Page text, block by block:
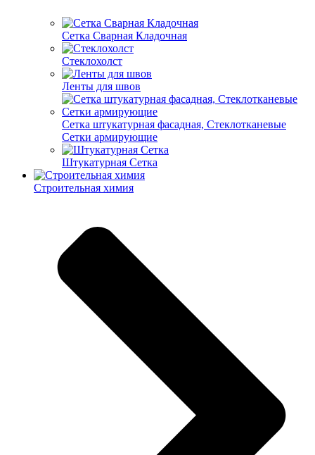
Cетка Сварная Кладочная
Cтеклохолст
Ленты для швов
Сетка штукатурная фасадная, Стеклотканевые
Сетки армирующие
Штукатурная Сетка
Строительная химия